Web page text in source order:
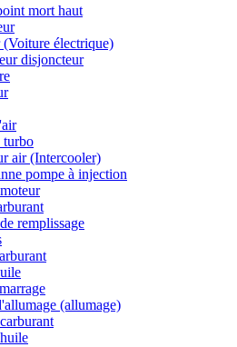
mort haut
(Voiture électrique)
disjoncteur
turbo
air (Intercooler)
pompe à injection
remplissage
(allumage)